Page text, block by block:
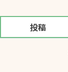
投稿